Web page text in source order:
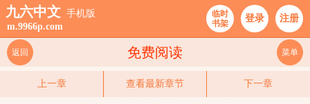
九六中文 手机版
m.9966p.com
临时
书架
登录 注册
免费阅读
返回 菜单
上一章 查看最新章节 下一章